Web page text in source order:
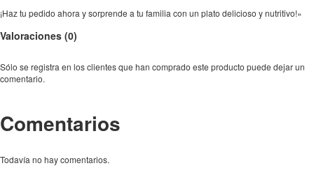
¡Haz tu pedido ahora y sorprende a tu familia con un plato delicioso y nutritivo!»
Valoraciones (0)
Sólo se registra en los clientes que han comprado este producto puede dejar un
comentario.
Comentarios
Todavía no hay comentarios.